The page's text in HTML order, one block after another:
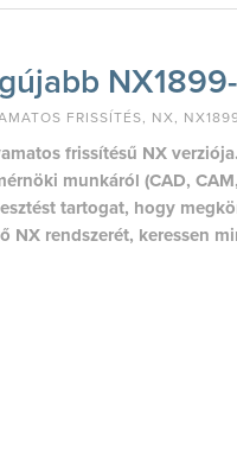
FRISSÍTÉS, NX,
frissítésű NX
munkáról (CAD,
tartogat, hogy
NX rendszerét, keressen